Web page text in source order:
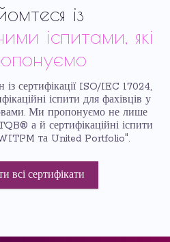
із
іспитами, які
сертифікації ISO/IEC 17024,
іспити для фахівців у
Ми пропонуємо не лише
а й сертифікаційні іспити
та United Portfolio".
всі сертифікати